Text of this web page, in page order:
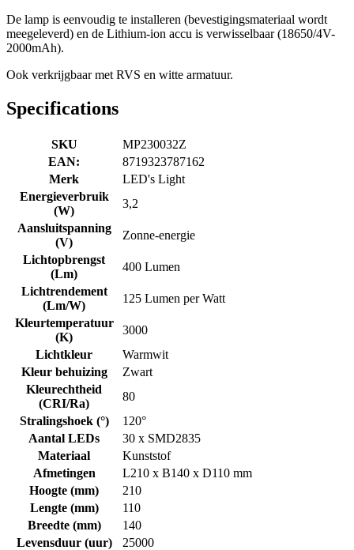
De lamp is eenvoudig te installeren (bevestigingsmateriaal wordt
meegeleverd) en de Lithium-ion accu is verwisselbaar (18650/4V-
2000mAh).
Ook verkrijgbaar met RVS en witte armatuur.
Specifications
SKU
MP230032Z
EAN:
8719323787162
Merk
LED's Light
Energieverbruik
(W)
3,2
Aansluitspanning
(V)
Zonne-energie
Lichtopbrengst
(Lm)
400 Lumen
Lichtrendement
(Lm/W)
125 Lumen per Watt
Kleurtemperatuur
(K)
3000
Lichtkleur
Warmwit
Kleur behuizing
Zwart
Kleurechtheid
(CRI/Ra)
80
Stralingshoek (°)
120°
Aantal LEDs
30 x SMD2835
Materiaal
Kunststof
Afmetingen
L210 x B140 x D110 mm
Hoogte (mm)
210
Lengte (mm)
110
Breedte (mm)
140
Levensduur (uur)
25000